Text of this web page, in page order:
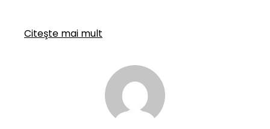
Citeşte mai mult